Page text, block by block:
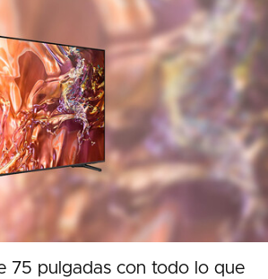
75 pulgadas con todo lo que